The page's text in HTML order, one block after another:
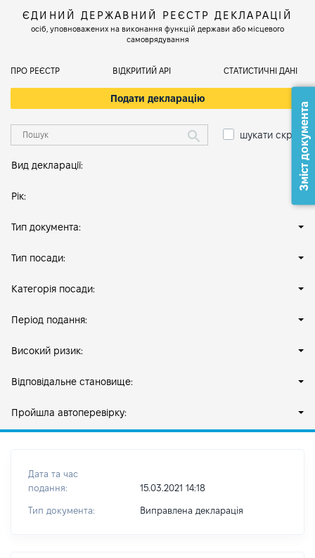
ЄДИНИЙ ДЕРЖАВНИЙ РЕЄСТР ДЕКЛАРАЦІЙ
осіб, уповноважених на виконання функцій держави або місцевого
самоврядування
ПРО РЕЄСТР ВІДКРИТИЙ АРІ СТАТИСТИЧНІ ДАНІ
Подати декларацію
шукати скрізь
Вид декларації:
Рік:
Тип документа:
Тип посади:
Категорія посади:
Період подання:
Високий ризик:
Відповідальне становище:
Пройшла автоперевірку:
Дата та час
подання:
15.03.2021 14:18
Тип документа: Виправлена декларація
Зміст документа